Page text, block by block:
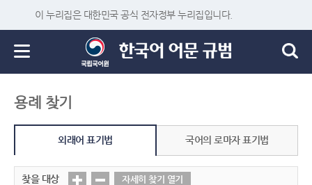
이 누리집은 대한민국 공식 전자정부 누리집입니다.
용례 찾기
외래어 표기법 국어의 로마자 표기법
찾을 대상 자세히 찾기 열기